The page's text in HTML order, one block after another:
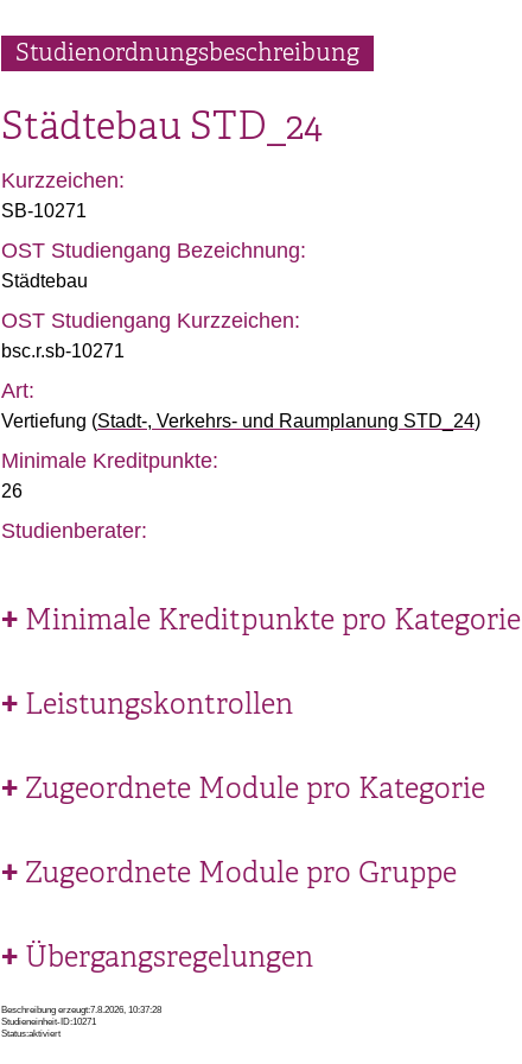
Studienordnungsbeschreibung
Städtebau STD_24
Kurzzeichen:
SB-10271
OST Studiengang Bezeichnung:
Städtebau
OST Studiengang Kurzzeichen:
bsc.r.sb-10271
Art:
Vertiefung (Stadt-, Verkehrs- und Raumplanung STD_24)
Minimale Kreditpunkte:
26
Studienberater:
Minimale Kreditpunkte pro Kategorie
Leistungskontrollen
Zugeordnete Module pro Kategorie
Zugeordnete Module pro Gruppe
Übergangsregelungen
Beschreibung erzeugt:7.8.2026, 10:37:28
Studieneinheit-ID:10271
Status:aktiviert